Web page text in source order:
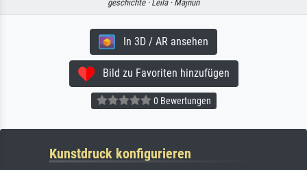
geschichte · Leila · Majnun
In 3D / AR ansehen
Bild zu Favoriten hinzufügen
0 Bewertungen
Kunstdruck konfigurieren